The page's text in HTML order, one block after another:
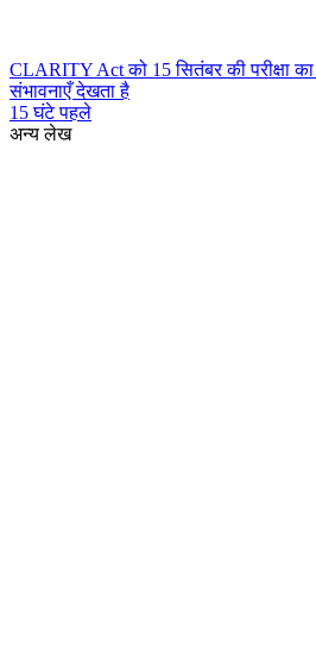
CLARITY Act को 15 सितंबर की परीक्षा
संभावनाएँ देखता है
15 घंटे पहले
अन्य लेख